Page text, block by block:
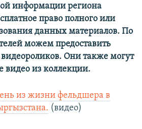
информации региона
право полного или
данных материалов. По
можем предоставить
Они также могут
видео из коллекции.
из жизни фельдшера в
(видео)